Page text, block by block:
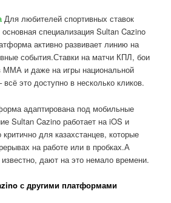
Для любителей спортивных ставок
специализация Sultan Cazino
активно развивает линию на
события.Ставки на матчи КПЛ, бои
ММА и даже на игры национальной
это доступно в несколько кликов.
адаптирована под мобильные
Sultan Cazino работает на iOS и
для казахстанцев, которые
на работе или в пробках.А
дают на это немало времени.
с другими платформами